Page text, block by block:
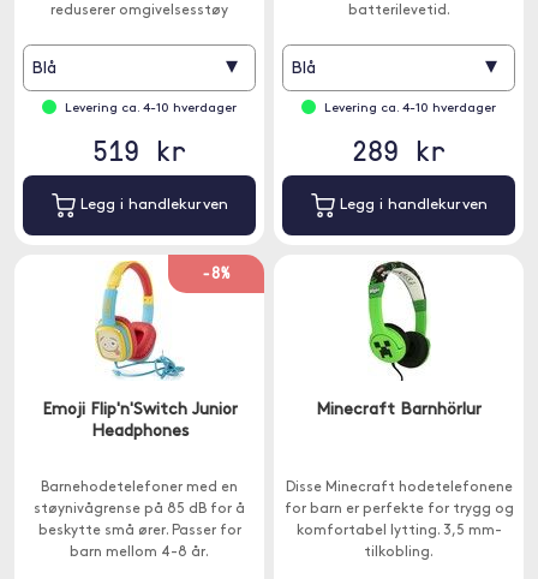
reduserer omgivelsesstøy
Blå ▾
Levering ca. 4-10 hverdager
519 kr
Legg i handlekurven
batterilevetid.
Blå ▾
Levering ca. 4-10 hverdager
289 kr
Legg i handlekurven
-8%
Emoji Flip'n'Switch Junior
Headphones
Barnehodetelefoner med en
støynivågrense på 85 dB for å
beskytte små ører. Passer for
barn mellom 4-8 år.
Minecraft Barnhörlur
Disse Minecraft hodetelefonene
for barn er perfekte for trygg og
komfortabel lytting. 3,5 mm-
tilkobling.